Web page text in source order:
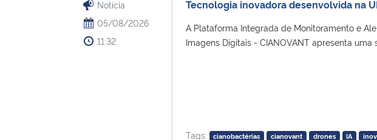
Notícia
05/08/2026
11:32
Tecnologia inovadora desenvolvida na
A Plataforma Integrada de Monitoramento e
Imagens Digitais - CIANOVANT apresenta
Tags: cianobactérias cianovant drones IA